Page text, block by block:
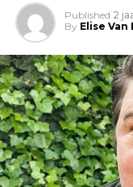
Published 2
By Elise Van